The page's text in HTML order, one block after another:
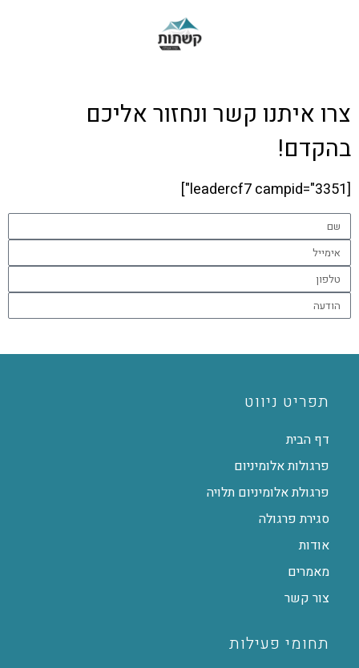
צרו איתנו קשר ונחזור אליכם
בהקדם!
[leadercf7 campid="3351"]
תפריט ניווט
דף הבית
פרגולות אלומיניום
פרגולת אלומיניום תלויה
סגירת פרגולה
אודות
מאמרים
צור קשר
תחומי פעילות